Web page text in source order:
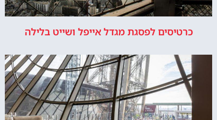
כרטיסים לפסגת מגדל אייפל ושייט בלילה